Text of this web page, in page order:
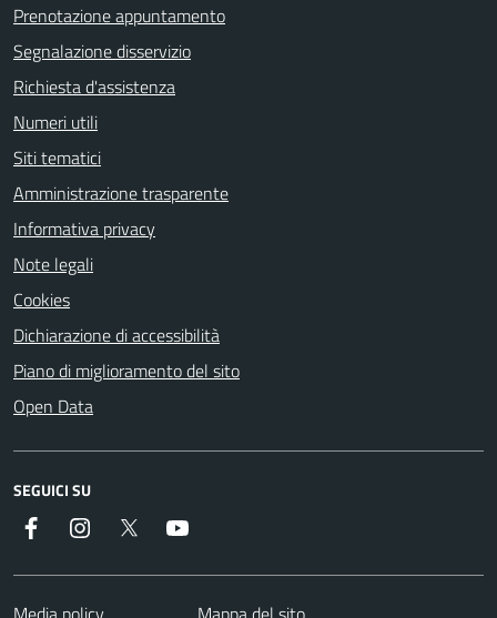
Prenotazione appuntamento
Segnalazione disservizio
Richiesta d'assistenza
Numeri utili
Siti tematici
Amministrazione trasparente
Informativa privacy
Note legali
Cookies
Dichiarazione di accessibilità
Piano di miglioramento del sito
Open Data
SEGUICI SU
Facebook InstagramTwitter